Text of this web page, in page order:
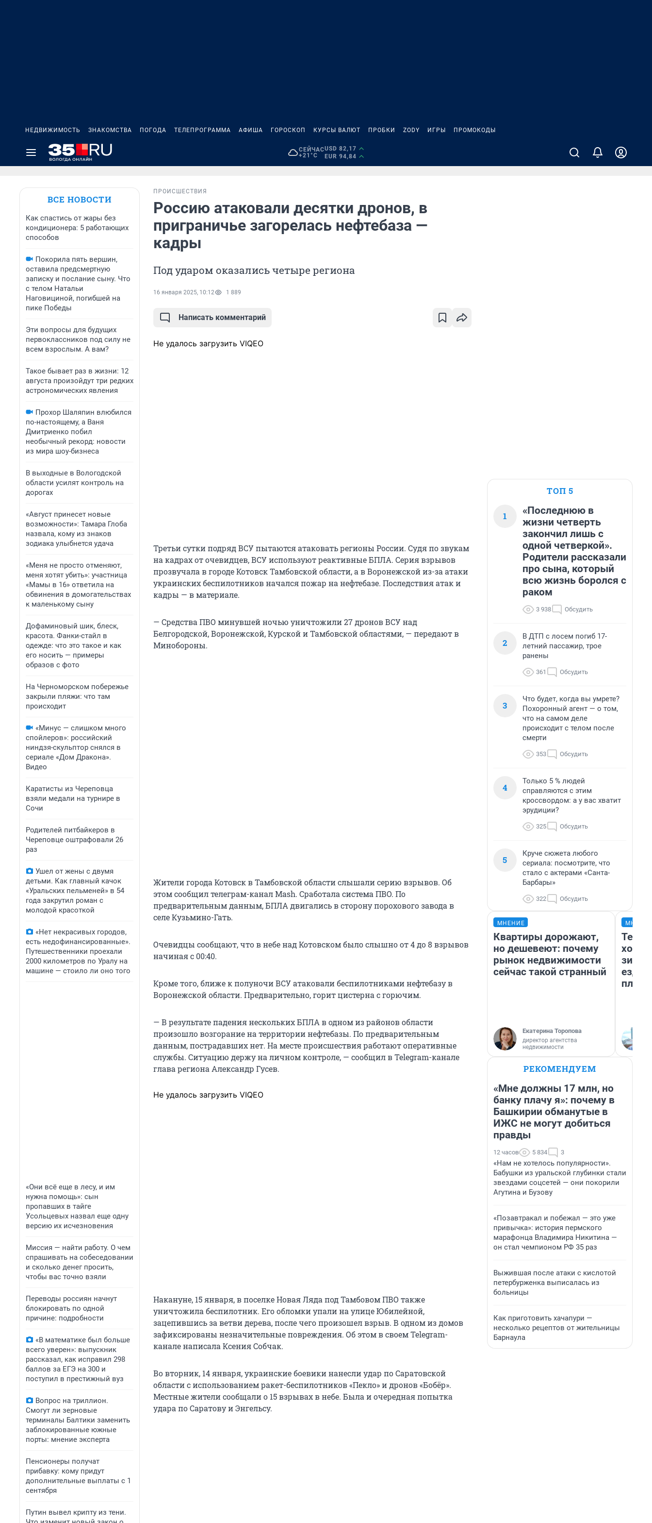
НЕДВИЖИМОСТЬ ЗНАКОМСТВА ПОГОДА ТЕЛЕПРОГРАММА АФИША ГОРОСКОП КУРСЫ ВАЛЮТ ПРОБКИ ZODY ИГРЫ ПРОМОКОДЫ
СЕЙЧАС
+21°C
USD 82,17
EUR 94,84
ВСЕ НОВОСТИ
Как спастись от жары без
кондиционера: 5 работающих
способов
Покорила пять вершин,
оставила предсмертную
записку и послание сыну. Что
с телом Натальи
Наговициной, погибшей на
пике Победы
Эти вопросы для будущих
первоклассников под силу не
всем взрослым. А вам?
Такое бывает раз в жизни: 12
августа произойдут три редких
астрономических явления
Прохор Шаляпин влюбился
по-настоящему, а Ваня
Дмитриенко побил
необычный рекорд: новости
из мира шоу-бизнеса
В выходные в Вологодской
области усилят контроль на
дорогах
«Август принесет новые
возможности»: Тамара Глоба
назвала, кому из знаков
зодиака улыбнется удача
«Меня не просто отменяют,
меня хотят убить»: участница
«Мамы в 16» ответила на
обвинения в домогательствах
к маленькому сыну
Дофаминовый шик, блеск,
красота. Фанки-стайл в
одежде: что это такое и как
его носить — примеры
образов с фото
На Черноморском побережье
закрыли пляжи: что там
происходит
«Минус — слишком много
спойлеров»: российский
ниндзя-скульптор снялся в
сериале «Дом Дракона».
Видео
Каратисты из Череповца
взяли медали на турнире в
Сочи
Родителей питбайкеров в
Череповце оштрафовали 26
раз
Ушел от жены с двумя
детьми. Как главный качок
«Уральских пельменей» в 54
года закрутил роман с
молодой красоткой
«Нет некрасивых городов,
есть недофинансированные».
Путешественники проехали
2000 километров по Уралу на
машине — стоило ли оно того
«Они всё еще в лесу, и им
нужна помощь»: сын
пропавших в тайге
Усольцевых назвал еще одну
версию их исчезновения
Миссия — найти работу. О чем
спрашивать на собеседовании
и сколько денег просить,
чтобы вас точно взяли
Переводы россиян начнут
блокировать по одной
причине: подробности
«В математике был больше
всего уверен»: выпускник
рассказал, как исправил 298
баллов за ЕГЭ на 300 и
поступил в престижный вуз
Вопрос на триллион.
Смогут ли зерновые
терминалы Балтики заменить
заблокированные южные
порты: мнение эксперта
Пенсионеры получат
прибавку: кому придут
дополнительные выплаты с 1
сентября
Путин вывел крипту из тени.
ПРОИСШЕСТВИЯ
Россию атаковали десятки дронов, в
приграничье загорелась нефтебаза —
кадры
Под ударом оказались четыре региона
16 января 2025, 10:12 1 889
Написать комментарий
Не удалось загрузить VIQEO
Третьи сутки подряд ВСУ пытаются атаковать регионы России. Судя по звукам
на кадрах от очевидцев, ВСУ используют реактивные БПЛА. Серия взрывов
прозвучала в городе Котовск Тамбовской области, а в Воронежской из-за атаки
украинских беспилотников начался пожар на нефтебазе. Последствия атак и
кадры — в материале.
— Средства ПВО минувшей ночью уничтожили 27 дронов ВСУ над
Белгородской, Воронежской, Курской и Тамбовской областями, — передают в
Минобороны.
Жители города Котовск в Тамбовской области слышали серию взрывов. Об
этом сообщил телеграм-канал Mash. Сработала система ПВО. По
предварительным данным, БПЛА двигались в сторону порохового завода в
селе Кузьмино-Гать.
Очевидцы сообщают, что в небе над Котовском было слышно от 4 до 8 взрывов
начиная с 00:40.
Кроме того, ближе к полуночи ВСУ атаковали беспилотниками нефтебазу в
Воронежской области. Предварительно, горит цистерна с горючим.
— В результате падения нескольких БПЛА в одном из районов области
произошло возгорание на территории нефтебазы. По предварительным
данным, пострадавших нет. На месте происшествия работают оперативные
службы. Ситуацию держу на личном контроле, — сообщил в Telegram-канале
глава региона Александр Гусев.
Не удалось загрузить VIQEO
Накануне, 15 января, в поселке Новая Ляда под Тамбовом ПВО также
уничтожила беспилотник. Его обломки упали на улице Юбилейной,
зацепившись за ветви дерева, после чего произошел взрыв. В одном из домов
зафиксированы незначительные повреждения. Об этом в своем Telegram-
канале написала Ксения Собчак.
Во вторник, 14 января, украинские боевики нанесли удар по Саратовской
области с использованием ракет-беспилотников «Пекло» и дронов «Бобёр».
Местные жители сообщали о 15 взрывах в небе. Была и очередная попытка
удара по Саратову и Энгельсу.
ТОП 5
1
«Последнюю в
жизни четверть
закончил лишь с
одной четверкой».
Родители рассказали
про сына, который
всю жизнь боролся с
раком
3 938 Обсудить
2
В ДТП с лосем погиб 17-
летний пассажир, трое
ранены
361 Обсудить
3
Что будет, когда вы умрете?
Похоронный агент — о том,
что на самом деле
происходит с телом после
смерти
353 Обсудить
4
Только 5 % людей
справляются с этим
кроссвордом: а у вас хватит
эрудиции?
325 Обсудить
5
Круче сюжета любого
сериала: посмотрите, что
стало с актерами «Санта-
Барбары»
322 Обсудить
МНЕНИЕ
Квартиры дорожают,
но дешевеют: почему
рынок недвижимости
сейчас такой странный
Екатерина Торопова
директор агентства
недвижимости
ездит
РЕКОМЕНДУЕМ
«Мне должны 17 млн, но
банку плачу я»: почему в
Башкирии обманутые в
ИЖС не могут добиться
правды
12 часов 5 834 3
«Нам не хотелось популярности».
Бабушки из уральской глубинки стали
звездами соцсетей — они покорили
Агутина и Бузову
«Позавтракал и побежал — это уже
привычка»: история пермского
марафонца Владимира Никитина —
он стал чемпионом РФ 35 раз
Выжившая после атаки с кислотой
петербурженка выписалась из
больницы
Как приготовить хачапури —
несколько рецептов от жительницы
Барнаула